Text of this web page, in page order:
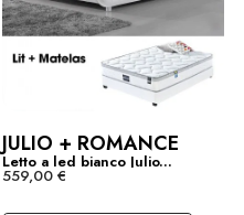
JULIO + ROMANCE
Letto a led bianco Julio...
559,00 €